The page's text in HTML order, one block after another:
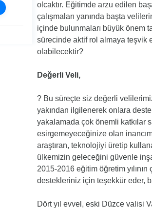
olcaktır. Eğitimde arzu edilen
çalışmaları yanında başta
içinde bulunmaları büyük önem
sürecinde aktif rol almaya teşvik
olabilecektir?
Değerli Veli,
? Bu süreçte siz değerli
yakından ilgilenerek onlara
yakalamada çok önemli katkılar
esirgemeyeceğinize olan
araştıran, teknolojiyi üretip
ülkemizin geleceğini güvenle
2015-2016 eğitim öğretim yılının
destekleriniz için teşekkür eder,
Dört yıl evvel, eski Düzce valisi